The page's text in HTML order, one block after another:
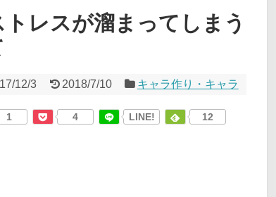
レスが溜まってしまう
12/3 2018/7/10 キャラ作り・キャラ
1 4 LINE! 12